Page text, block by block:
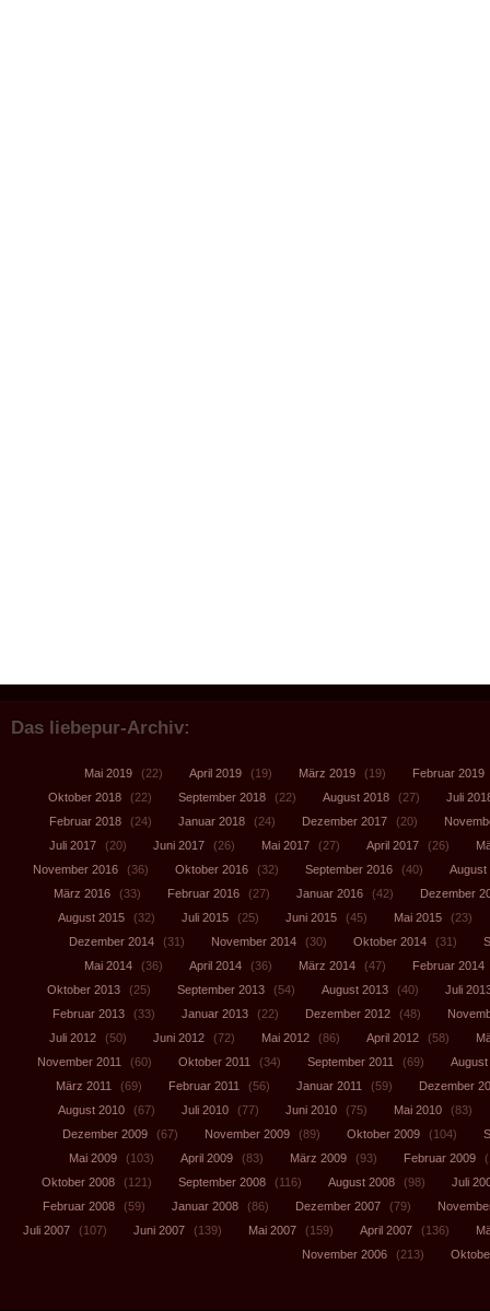
Das liebepur-Archiv:
Mai 2019 (22) April 2019 (19) März 2019 (19) Februar 2019
Oktober 2018
(22) September 2018 (22) August 2018 (27)
Juli
Februar 2018
(24) Januar 2018 (24) Dezember 2017 (20)
Juli 2017
(20) Juni 2017 (26) Mai 2017 (27) April 2017 (26)
November 2016
(36) Oktober 2016 (32) September 2016 (40)
August
März 2016
(33) Februar 2016 (27) Januar 2016 (42)
Dezember
August 2015
(32) Juli 2015 (25) Juni 2015 (45) Mai 2015
(23)
Dezember 2014
(31) November 2014 (30) Oktober 2014 (31)
Mai 2014
(36) April 2014 (36) März 2014 (47) Februar 2014
Oktober 2013
(25) September 2013 (54) August 2013 (40)
Juli
Februar 2013
(33) Januar 2013 (22) Dezember 2012 (48)
Juli 2012
(50) Juni 2012 (72) Mai 2012 (86) April 2012 (58)
November 2011
(60) Oktober 2011 (34) September 2011 (69)
August
März 2011
(69) Februar 2011 (56) Januar 2011 (59)
Dezember
August 2010
(67) Juli 2010 (77) Juni 2010 (75) Mai 2010
(83)
Dezember 2009
(67) November 2009 (89) Oktober 2009 (104)
Mai 2009
(103) April 2009 (83) März 2009 (93) Februar 2009
Oktober 2008
(121) September 2008 (116) August 2008 (98)
Juli
Februar 2008
(59) Januar 2008 (86) Dezember 2007 (79)
Juli 2007
(107) Juni 2007 (139) Mai 2007 (159) April 2007 (136)
November 2006
(213)